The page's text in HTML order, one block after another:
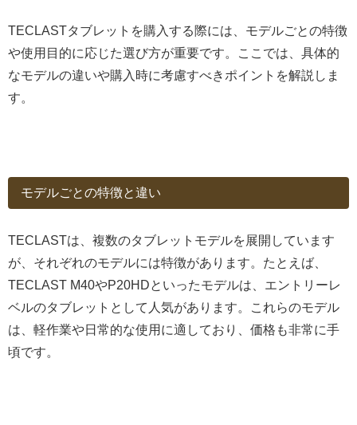
TECLASTタブレットを購入する際には、モデルごとの特徴
や使用目的に応じた選び方が重要です。ここでは、具体的
なモデルの違いや購入時に考慮すべきポイントを解説しま
す。
モデルごとの特徴と違い
TECLASTは、複数のタブレットモデルを展開しています
が、それぞれのモデルには特徴があります。たとえば、
TECLAST M40やP20HDといったモデルは、エントリーレ
ベルのタブレットとして人気があります。これらのモデル
は、軽作業や日常的な使用に適しており、価格も非常に手
頃です。